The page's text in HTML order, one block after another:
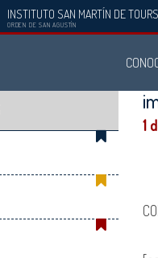
INSTITUTO SAN MARTÍN DE TOURS
ORDEN DE SAN AGUSTÍN
1